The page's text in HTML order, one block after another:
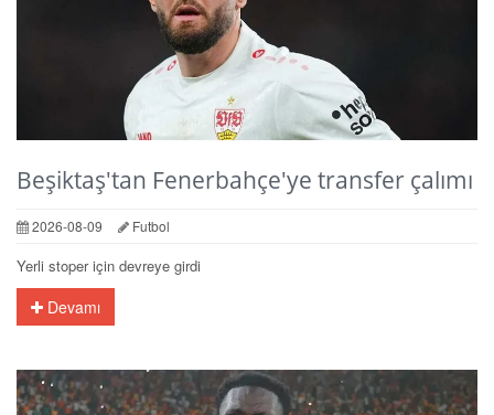
Beşiktaş'tan Fenerbahçe'ye transfer çalımı
2026-08-09 Futbol
Yerli stoper için devreye girdi
Devamı